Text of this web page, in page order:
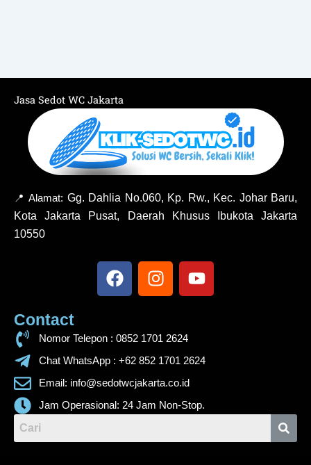
Jasa Sedot WC Jakarta
📍 Alamat: Gg. Dahlia No.060, Kp. Rw., Kec. Johar Baru,
Kota Jakarta Pusat, Daerah Khusus Ibukota Jakarta
10550
F
a
b
o
k
I
n
a
g
a
m
Y
o
b
Contact
Nomor Telepon : 0852 1701 2624
Chat WhatsApp : +62 852 1701 2624
Email: info@sedotwcjakarta.co.id
Jam Operasional: 24 Jam Non-Stop.